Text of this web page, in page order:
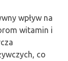
wpływ na
witamin i
co